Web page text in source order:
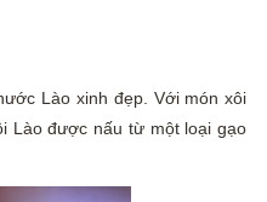
Lào xinh đẹp. Với món xôi
Lào được nấu từ một loại gạo